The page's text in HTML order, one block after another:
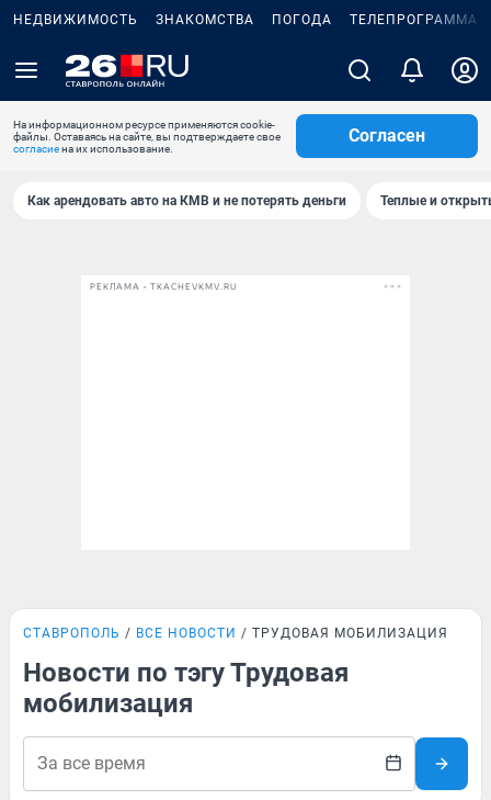
НЕДВИЖИМОСТЬ ЗНАКОМСТВА ПОГОДА ТЕЛЕПРОГРАММА
На информационном ресурсе применяются cookie-
файлы. Оставаясь на сайте, вы подтверждаете свое
согласиена их использование.
Согласен
Как арендовать авто на КМВ и не потерять деньги Теплые и
РЕКЛАМА • TKACHEVKMV.RU
СТАВРОПОЛЬ ВСЕ НОВОСТИ ТРУДОВАЯ МОБИЛИЗАЦИЯ
Новости по тэгу Трудовая
мобилизация